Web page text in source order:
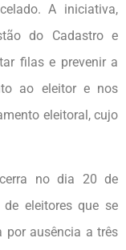
A iniciativa,
do Cadastro e
filas e prevenir a
ao eleitor e nos
eleitoral, cujo
no dia 20 de
eleitores que se
por ausência a três